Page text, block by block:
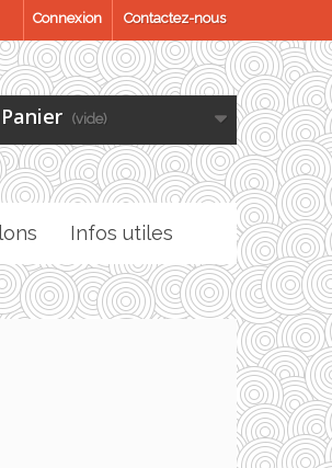
Contactez-nous
Connexion
Panier (vide)
Infos utiles